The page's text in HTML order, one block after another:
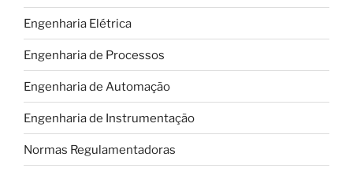
Engenharia Elétrica
Engenharia de Processos
Engenharia de Automação
Engenharia de Instrumentação
Normas Regulamentadoras